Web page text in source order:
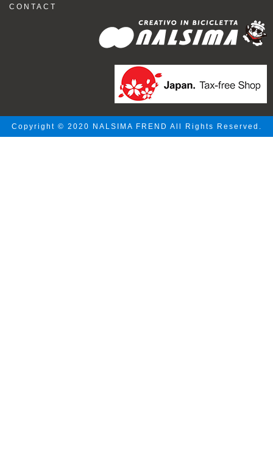
CONTACT
Copyright © 2020 NALSIMA FREND All Rights Reserved.